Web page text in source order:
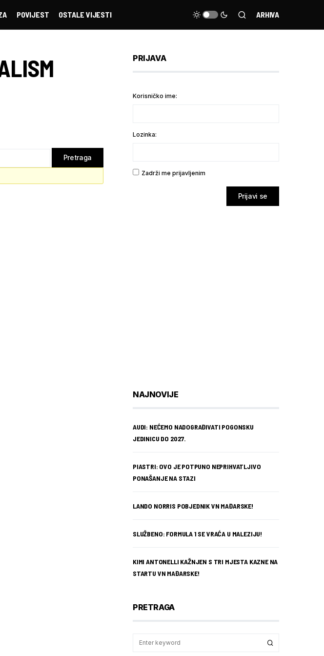
POVIJEST OSTALE VIJESTI ARHIVA
PRIJAVA
Korisničko ime:
Lozinka:
Zadrži me prijavljenim
Prijavi se
NAJNOVIJE
AUDI: NEĆEMO NADOGRAĐIVATI POGONSKU
JEDINICU DO 2027.
PIASTRI: OVO JE POTPUNO NEPRIHVATLJIVO
PONAŠANJE NA STAZI
LANDO NORRIS POBJEDNIK VN MAĐARSKE!
SLUŽBENO: FORMULA 1 SE VRAĆA U MALEZIJU!
KIMI ANTONELLI KAŽNJEN S TRI MJESTA KAZNE NA
STARTU VN MAĐARSKE!
PRETRAGA